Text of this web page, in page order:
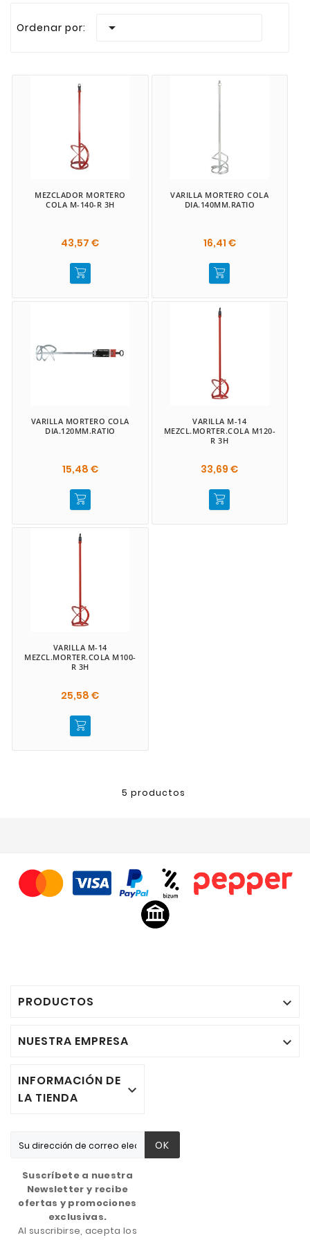
Ordenar por:

MEZCLADOR MORTERO
COLA M-140-R 3H
43,57 €
VARILLA MORTERO COLA
DIA.140MM.RATIO
16,41 €
VARILLA MORTERO COLA
DIA.120MM.RATIO
15,48 €
VARILLA M-14
MEZCL.MORTER.COLA M120-
R 3H
33,69 €
VARILLA M-14
MEZCL.MORTER.COLA M100-
R 3H
25,58 €
5 productos
PRODUCTOS 
NUESTRA EMPRESA 
INFORMACIÓN DE
LA TIENDA

OK
Suscríbete a nuestra
Newsletter y recibe
ofertas y promociones
exclusivas.
Al suscribirse, acepta los